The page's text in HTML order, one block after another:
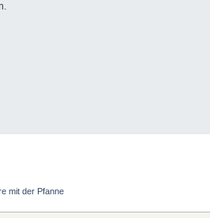
mit der Pfanne